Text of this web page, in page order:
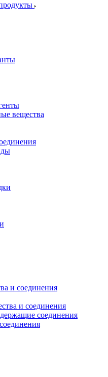
вещества
и соединения
и соединения
соединения